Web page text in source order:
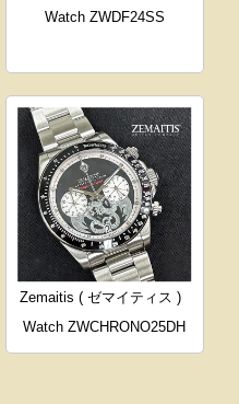
Watch ZWDF24SS
Zemaitis ( ゼマイティス )
Watch ZWCHRONO25DH